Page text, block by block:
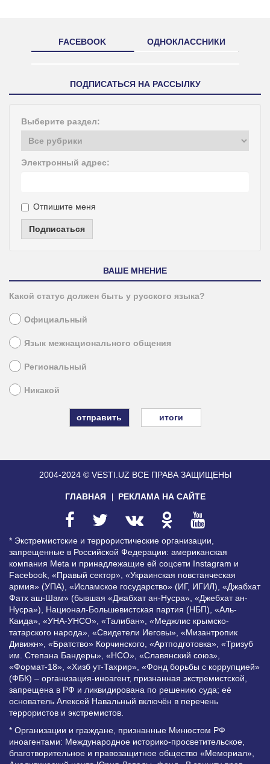
FACEBOOK ОДНОКЛАССНИКИ
ПОДПИСАТЬСЯ НА РАССЫЛКУ
Выберите раздел:
Электронный адрес:
Отпишите меня
Подписаться
ВАШЕ МНЕНИЕ
Какой статус должен быть у русского языка?
Официальный
Язык межнационального общения
Региональный
Никакой
итоги
2004-2024 © VESTI.UZ ВСЕ ПРАВА ЗАЩИЩЕНЫ
ГЛАВНАЯ РЕКЛАМА НА САЙТЕ
* Экстремистские и террористические организации,
запрещенные в Российской Федерации: американская
компания Meta и принадлежащие ей соцсети Instagram и
Facebook, «Правый сектор», «Украинская повстанческая
армия» (УПА), «Исламское государство» (ИГ, ИГИЛ), «Джабхат
Фатх аш-Шам» (бывшая «Джабхат ан-Нусра», «Джебхат ан-
Нусра»), Национал-Большевистская партия (НБП), «Аль-
Каида», «УНА-УНСО», «Талибан», «Меджлис крымско-
татарского народа», «Свидетели Иеговы», «Мизантропик
Дивижн», «Братство» Корчинского, «Артподготовка», «Тризуб
им. Степана Бандеры», «НСО», «Славянский союз»,
«Формат-18», «Хизб ут-Тахрир», «Фонд борьбы с коррупцией»
(ФБК) – организация-иноагент, признанная экстремистской,
запрещена в РФ и ликвидирована по решению суда; её
основатель Алексей Навальный включён в перечень
террористов и экстремистов.
* Организации и граждане, признанные Минюстом РФ
иноагентами: Международное историко-просветительское,
благотворительное и правозащитное общество «Мемориал»,